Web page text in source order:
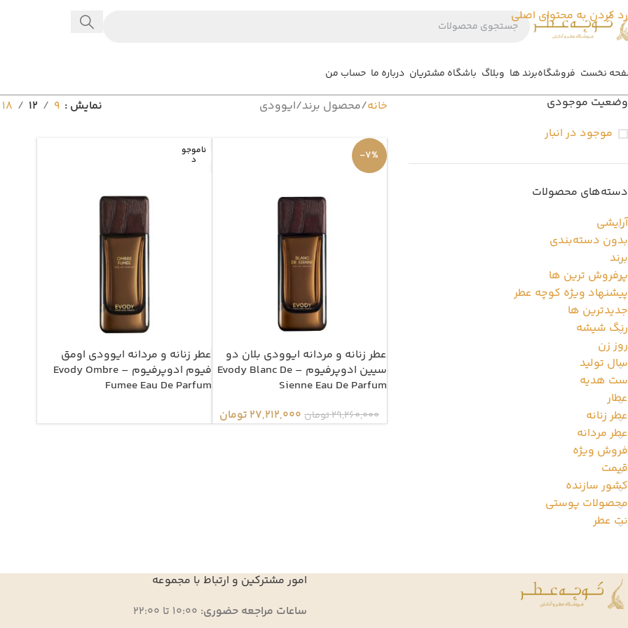
رد کردن به محتوای اصلی
نخست فروشگاهبرند ها وبلاگ باشگاه مشتریان درباره ما حساب من
وضعیت موجودی
موجود در انبار
دسته‌های محصولات
آرایشی
بدون دسته‌بندی
برند
پرفروش ترین ها
پیشنهاد ویژه کوچه عطر
جدیدترین ها
رنگ شیشه
روز زن
سال تولید
ست هدیه
عطار
عطر زنانه
عطر مردانه
فروش ویژه
قیمت
کشور سازنده
محصولات پوستی
نت عطر
خانه محصول برند ایوودی نمایش 9
12
18
-7%
عطر زنانه و مردانه ایوودی بلان دو
سیین ادوپرفیوم – Evody Blanc De
Sienne Eau De Parfum
29,260,000تومان 27,212,000 تومان
ناموجو
د
عطر زنانه و مردانه ایوودی اومق
فیوم ادوپرفیوم – Evody Ombre
Fumee Eau De Parfum
امور مشترکین و ارتباط با مجموعه
ساعات مراجعه حضوری: